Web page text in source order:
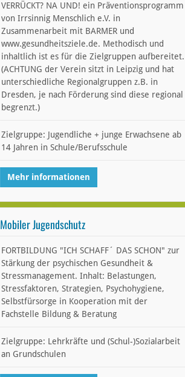
VERRÜCKT? NA UND! ein Präventionsprogramm
von Irrsinnig Menschlich e.V. in
Zusammenarbeit mit BARMER und
www.gesundheitsziele.de. Methodisch und
inhaltlich ist es für die Zielgruppen aufbereitet.
(ACHTUNG der Verein sitzt in Leipzig und hat
unterschiedliche Regionalgruppen z.B. in
Dresden, je nach Förderung sind diese regional
begrenzt.)
Zielgruppe: Jugendliche + junge Erwachsene ab
14 Jahren in Schule/Berufsschule
Mehr informationen
Mobiler Jugendschutz
FORTBILDUNG "ICH SCHAFF´ DAS SCHON" zur
Stärkung der psychischen Gesundheit &
Stressmanagement. Inhalt: Belastungen,
Stressfaktoren, Strategien, Psychohygiene,
Selbstfürsorge in Kooperation mit der
Fachstelle Bildung & Beratung
Zielgruppe: Lehrkräfte und (Schul-)Sozialarbeit
an Grundschulen